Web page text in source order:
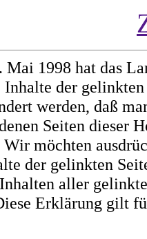
1998 hat das
der
werden, daß
Seiten dieser
möchten
der gelinkten
aller
Erklärung gilt